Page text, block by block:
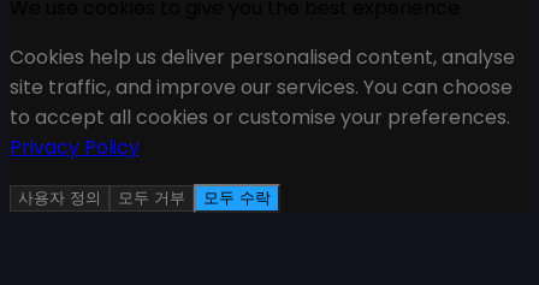
Cookies help us deliver personalised content, analyse
site traffic, and improve our services. You can choose
to accept all cookies or customise your preferences.
Privacy Policy
사용자 정의 모두 거부 모두 수락